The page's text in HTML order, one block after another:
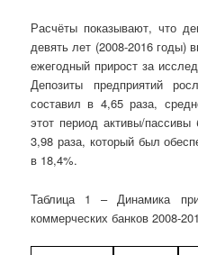
Расчёты показывают, что
девять лет (2008-2016 годы)
ежегодный прирост за
Депозиты предприятий
составил в 4,65 раза,
этот период активы/
3,98 раза, который был
в 18,4%.
Таблица 1 – Динамика
коммерческих банков 2008-